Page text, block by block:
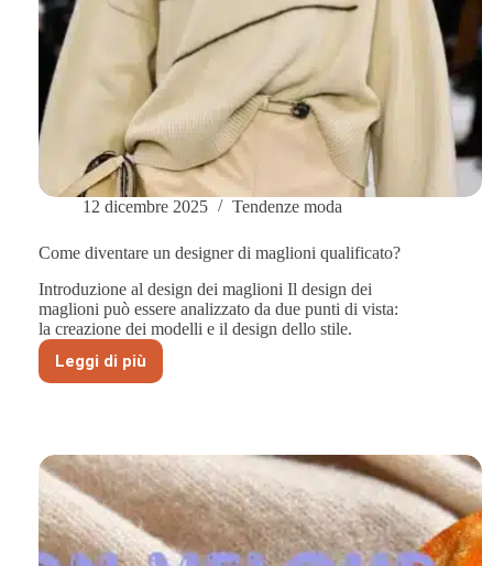
12 dicembre 2025 Tendenze moda
Come diventare un designer di maglioni qualificato?
Introduzione al design dei maglioni Il design dei
maglioni può essere analizzato da due punti di vista:
la creazione dei modelli e il design dello stile.
Leggi di più
Come
diventare
maglioni
qualificato?